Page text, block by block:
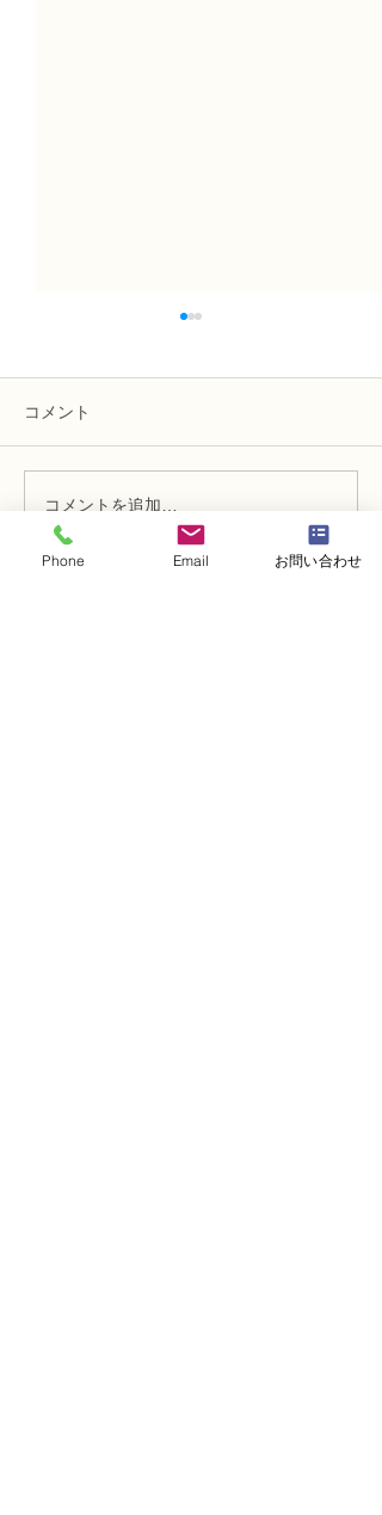
N FＤ資格検定3級レッス
ン「丸い花束」
コメント
コメントを追加…
Phone Email お問い合わせ